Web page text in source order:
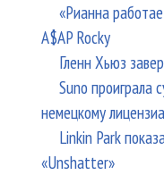
«Рианна
A$AP Rocky
Гленн Хьюз
Suno проиграла
немецкому
Linkin Park
«Unshatter»